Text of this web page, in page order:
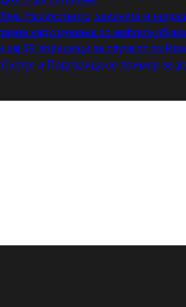
Насилството, заканите и
нарушувања со нафтата
39 полицајци за случајот со
и Подгорица се пример за